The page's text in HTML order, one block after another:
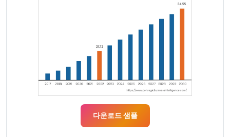
다운로드 샘플